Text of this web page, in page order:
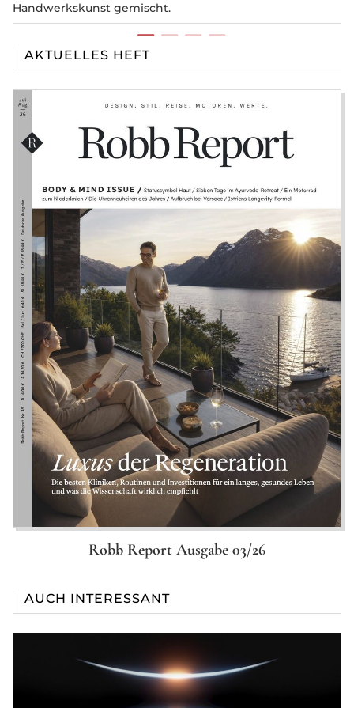
AKTUELLES HEFT
Robb Report Ausgabe 03/26
AUCH INTERESSANT
Handwerkskunst gemischt.